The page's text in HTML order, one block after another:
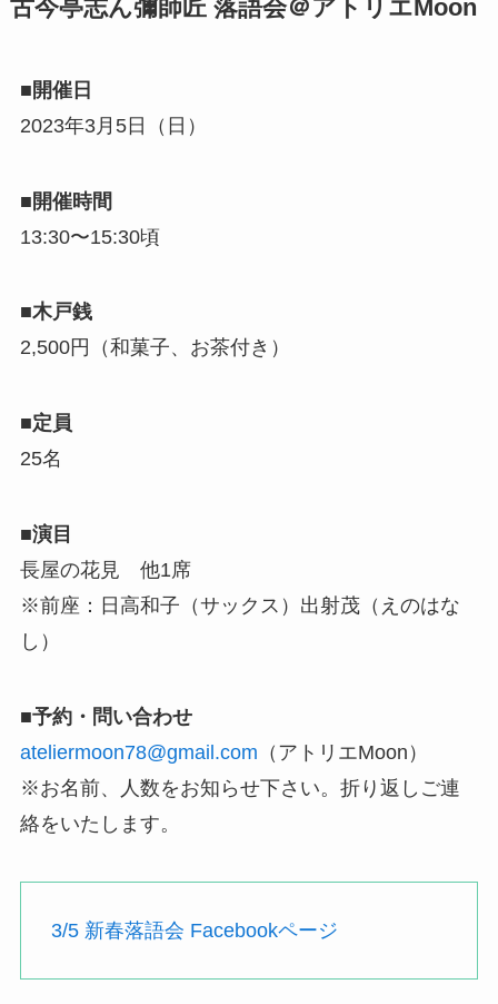
古今亭志ん彌師匠 落語会＠アトリエMoon
■開催日
2023年3月5日（日）
■開催時間
13:30〜15:30頃
■木戸銭
2,500円（和菓子、お茶付き）
■定員
25名
■演目
長屋の花見 他1席
※前座：日高和子（サックス）出射茂（えのはな
し）
■予約・問い合わせ
ateliermoon78@gmail.com （アトリエMoon）
※お名前、人数をお知らせ下さい。折り返しご連
絡をいたします。
3/5 新春落語会 Facebookページ